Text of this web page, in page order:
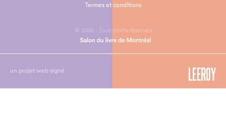
© 2026 - Tous droits réservés
Termes et conditions
un projet web signé